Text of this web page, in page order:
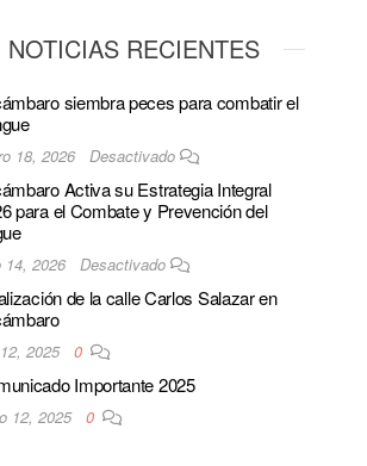
NOTICIAS RECIENTES
siembra peces para combatir el
18, 2026 Desactivado
Activa su Estrategia Integral
para el Combate y Prevención del
14, 2026 Desactivado
de la calle Carlos Salazar en
2025 0
Importante 2025
12, 2025 0